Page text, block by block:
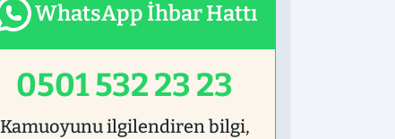
WhatsApp İhbar Hattı
0501 532 23 23
Kamuoyunu ilgilendiren bilgi,